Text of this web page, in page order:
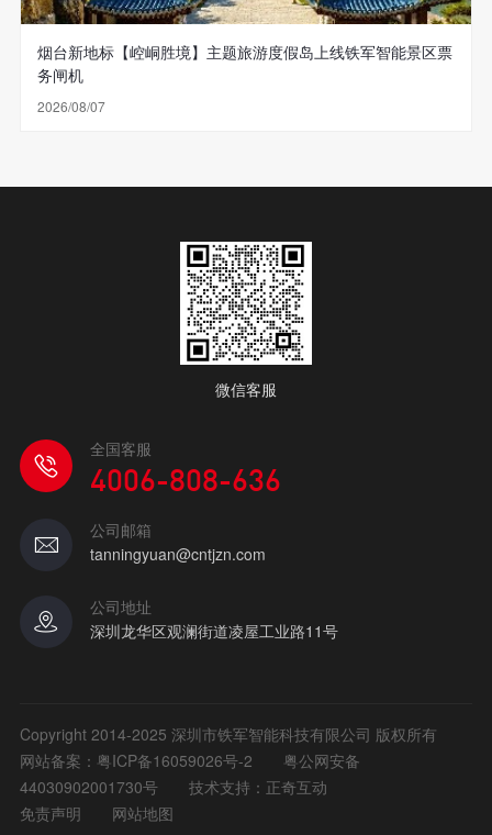
烟台新地标【崆峒胜境】主题旅游度假岛上线铁军智能景区票
务闸机
2026/08/07
微信客服
全国客服
4006-808-636
公司邮箱
tanningyuan@cntjzn.com
公司地址
深圳龙华区观澜街道凌屋工业路11号
Copyright 2014-2025 深圳市铁军智能科技有限公司 版权所有
网站备案： 粤ICP备16059026号-2
粤公网安备
44030902001730号
技术支持：正奇互动
免责声明
网站地图